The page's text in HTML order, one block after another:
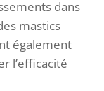
dans
mastics
également
l’efficacité